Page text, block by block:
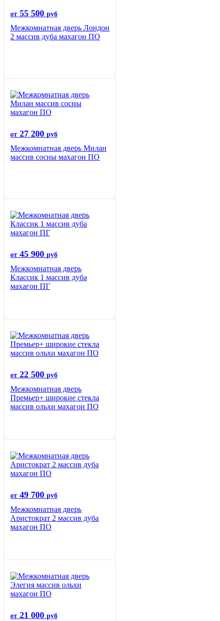
от 55 500 руб
Межкомнатная дверь Лондон
2 массив дуба махагон ПО
от 27 200 руб
Межкомнатная дверь Милан
массив сосны махагон ПО
от 45 900 руб
Межкомнатная дверь
Классик 1 массив дуба
махагон ПГ
от 22 500 руб
Межкомнатная дверь
Премьер+ широкие стекла
массив ольхи махагон ПО
от 49 700 руб
Межкомнатная дверь
Аристократ 2 массив дуба
махагон ПО
от 21 000 руб